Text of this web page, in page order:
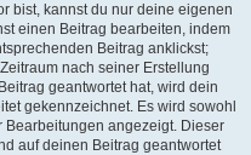
bist, kannst du nur deine eigenen
einen Beitrag bearbeiten, indem
Beitrag anklickst;
nach seiner Erstellung
geantwortet hat, wird dein
gekennzeichnet. Es wird sowohl
Bearbeitungen angezeigt. Dieser
auf deinen Beitrag geantwortet